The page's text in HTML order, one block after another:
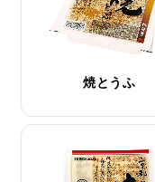
焼とうふ